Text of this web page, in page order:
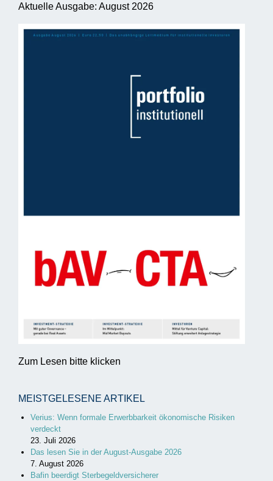
Aktuelle Ausgabe: August 2026
Zum Lesen bitte klicken
MEISTGELESENE ARTIKEL
Verius: Wenn formale Erwerbbarkeit ökonomische Risiken
verdeckt
23. Juli 2026
Das lesen Sie in der August-Ausgabe 2026
7. August 2026
Bafin beerdigt Sterbegeldversicherer